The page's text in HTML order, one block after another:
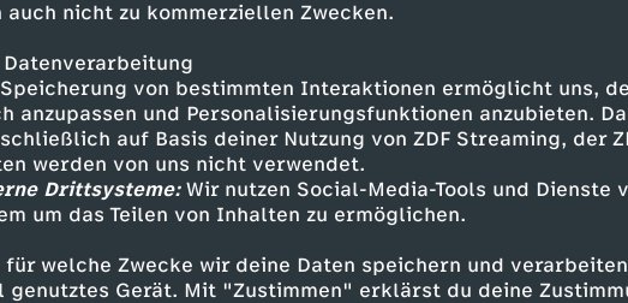
nicht zu kommerziellen Zwecken.
von bestimmten Interaktionen ermöglicht uns,
anzupassen und Personalisierungsfunktionen anzubieten.
auf Basis deiner Nutzung von ZDF Streaming, der
werden von uns nicht verwendet.
Drittsysteme:Wir nutzen Social-Media-Tools und Dienste
um das Teilen von Inhalten zu ermöglichen.
für welche Zwecke wir deine Daten speichern und
Gerät. Mit "Zustimmen" erklärst du deine
entdecken
Reportage informativ Untertitel KiKA LIVE